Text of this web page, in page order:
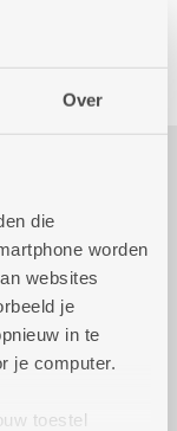
Over
die
worden
websites
je
in te
je computer.
toestel
tot 16.30 uur